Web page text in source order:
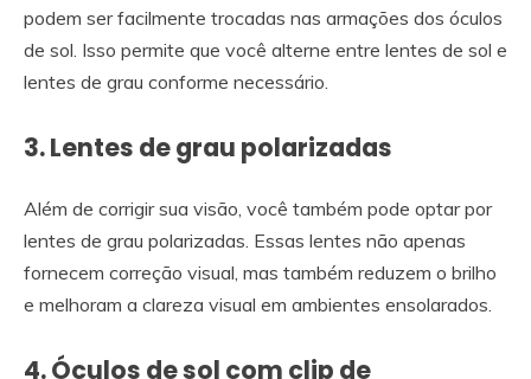
podem ser facilmente trocadas nas armações dos óculos
de sol. Isso permite que você alterne entre lentes de sol e
lentes de grau conforme necessário.
3. Lentes de grau polarizadas
Além de corrigir sua visão, você também pode optar por
lentes de grau polarizadas. Essas lentes não apenas
fornecem correção visual, mas também reduzem o brilho
e melhoram a clareza visual em ambientes ensolarados.
4. Óculos de sol com clip de